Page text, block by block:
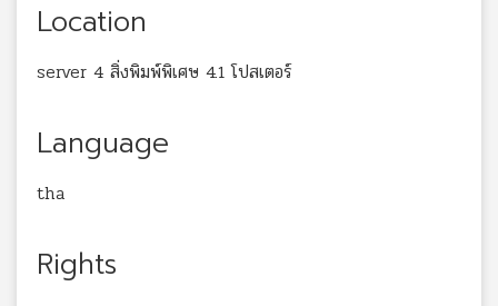
Location
server 4 สิ่งพิมพ์พิเศษ 4.1 โปสเตอร์
Language
tha
Rights